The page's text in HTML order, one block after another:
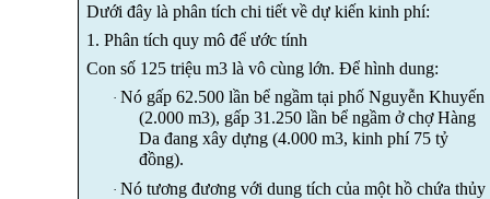
Dưới đây là phân tích chi tiết về dự kiến kinh phí:
1. Phân tích quy mô để ước tính
Con số 125 triệu m3 là vô cùng lớn. Để hình dung:
·Nó gấp 62.500 lần bể ngầm tại phố Nguyễn Khuyến
(2.000 m3), gấp 31.250 lần bể ngầm ở chợ Hàng
Da đang xây dựng (4.000 m3, kinh phí 75 tỷ
đồng).
·Nó tương đương với dung tích của một hồ chứa thủy